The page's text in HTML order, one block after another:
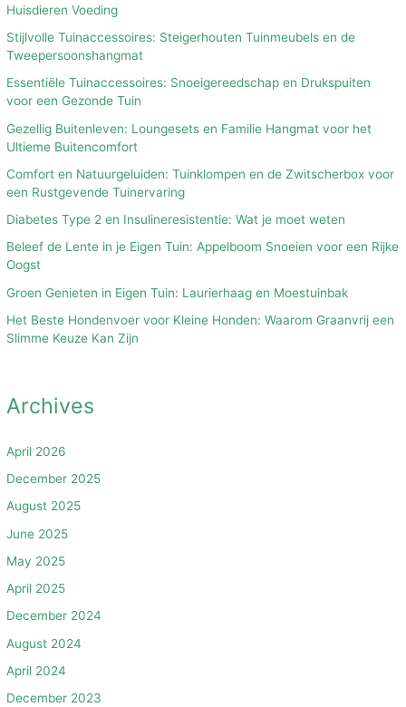
Huisdieren Voeding
Stijlvolle Tuinaccessoires: Steigerhouten Tuinmeubels en de
Tweepersoonshangmat
Essentiële Tuinaccessoires: Snoeigereedschap en Drukspuiten
voor een Gezonde Tuin
Gezellig Buitenleven: Loungesets en Familie Hangmat voor het
Ultieme Buitencomfort
Comfort en Natuurgeluiden: Tuinklompen en de Zwitscherbox voor
een Rustgevende Tuinervaring
Diabetes Type 2 en Insulineresistentie: Wat je moet weten
Beleef de Lente in je Eigen Tuin: Appelboom Snoeien voor een Rijke
Oogst
Groen Genieten in Eigen Tuin: Laurierhaag en Moestuinbak
Het Beste Hondenvoer voor Kleine Honden: Waarom Graanvrij een
Slimme Keuze Kan Zijn
Archives
April 2026
December 2025
August 2025
June 2025
May 2025
April 2025
December 2024
August 2024
April 2024
December 2023